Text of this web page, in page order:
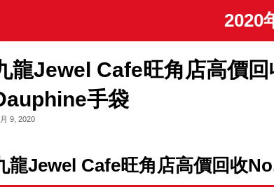
2020
龍Jewel Cafe旺角店高價
手袋
9, 2020
龍Jewel Cafe旺角店高價回收